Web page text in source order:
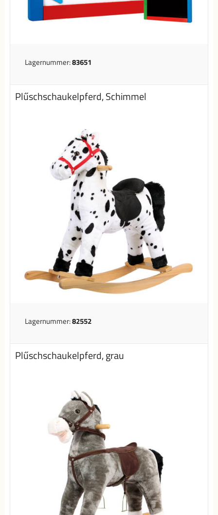
Lagernummer:83651
Plűschschaukelpferd, Schimmel
Lagernummer:82552
Plűschschaukelpferd, grau